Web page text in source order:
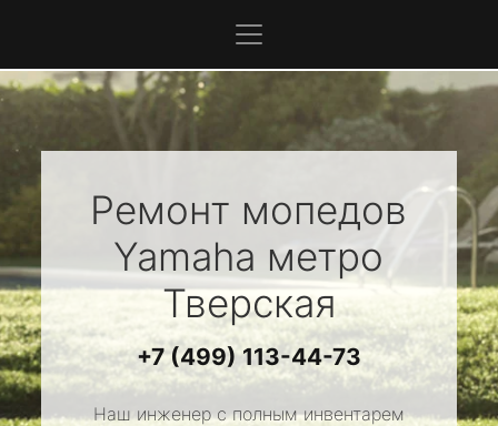
Ремонт мопедов
Yamaha метро
Тверская
+7 (499) 113-44-73
Наш инженер с полным инвентарем